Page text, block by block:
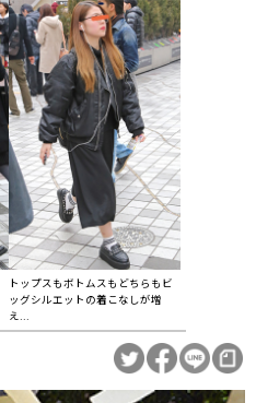
トップスもボトムスもどちらもビ
ッグシルエットの着こなしが増
え...